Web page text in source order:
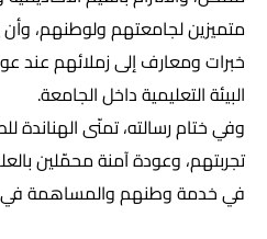
متميزين لجامعتهم ولوطنهم، وأن
خبرات ومعارف إلى زملائهم عند
البيئة التعليمية داخل الجامعة.
وفي ختام رسالته، تمنّى الهناندة
تجربتهم، وعودة آمنة محمّلين
في خدمة وطنهم والمساهمة في